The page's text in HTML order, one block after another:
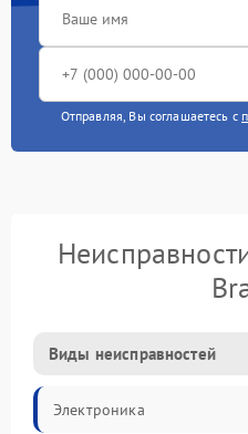
Отправляя, Вы соглашаетесь с
Виды неисправностей
Электроника